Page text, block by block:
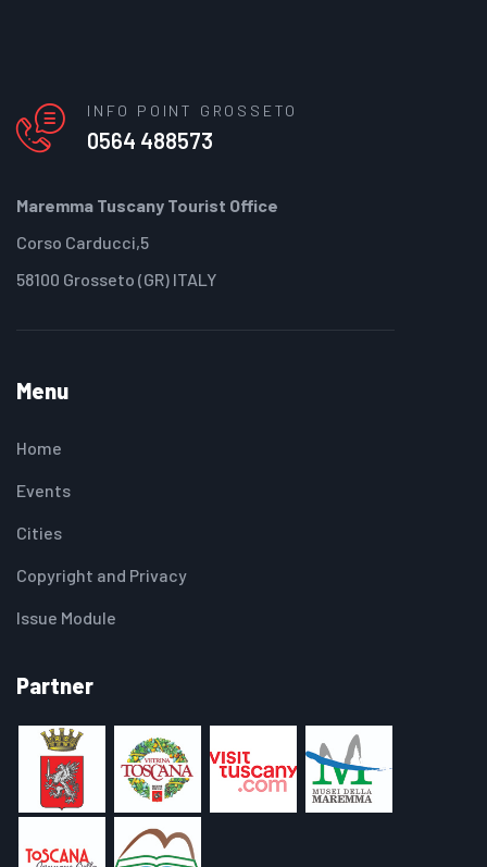
INFO POINT GROSSETO
0564 488573
Maremma Tuscany Tourist Office
Corso Carducci,5
58100 Grosseto (GR) ITALY
Menu
Home
Events
Cities
Copyright and Privacy
Issue Module
Partner